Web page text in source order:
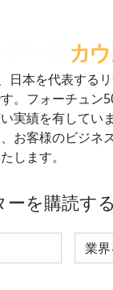
日本を代表する
。フォーチュン
実績を有してい
お客様のビジネ
します。
を購読する